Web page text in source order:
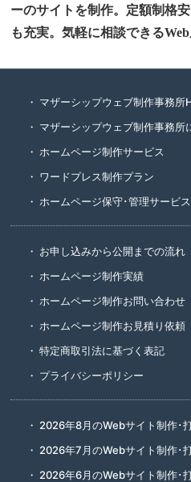
ーのサイトを制作。定額制格
も充実。気軽に相談できるWeb
マザーシップウェブ制作事務所
マザーシップウェブ制作事務所
ホームページ制作サービス
ワードプレス制作プラン
ホームページ保守･管理サービス
お申し込みから公開までの流れ
ホームページ制作実績
ホームページ制作お問い合わせ
ホームページ制作お見積り依頼
特定商取引法に基づく表記
プライバシーポリシー
2026年8月のWebサイト制作･
2026年7月のWebサイト制作･
2026年6月のWebサイト制作･